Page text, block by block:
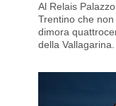
Al Relais
Trentino che
dimora
della Vallagarina.